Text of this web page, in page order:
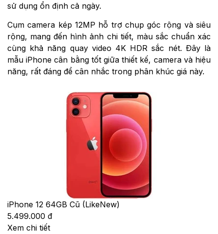
sử dụng ổn định cả ngày.
Cụm camera kép 12MP hỗ trợ chụp góc rộng và siêu
rộng, mang đến hình ảnh chi tiết, màu sắc chuẩn xác
cùng khả năng quay video 4K HDR sắc nét. Đây là
mẫu iPhone cân bằng tốt giữa thiết kế, camera và hiệu
năng, rất đáng để cân nhắc trong phân khúc giá này.
iPhone 12 64GB Cũ (LikeNew)
5.499.000 đ
Xem chi tiết